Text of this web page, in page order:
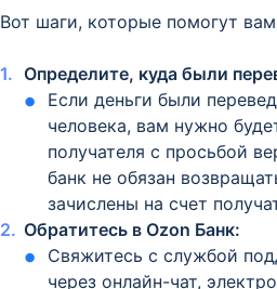
Вот шаги, которые помогут
Определите, куда были
Если деньги были
человека, вам нужно
получателя с просьбой
банк не обязан
зачислены на счет
Обратитесь в Ozon Банк:
Свяжитесь с службой
через онлайн-чат,